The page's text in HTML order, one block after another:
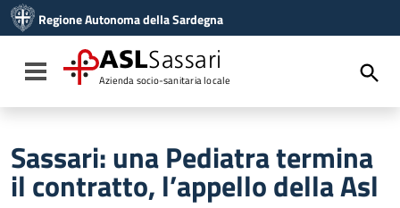
Vai al menu di navigazione
Vai al footer
Regione Autonoma della Sardegna
Toggle navigation
ASLSassari
Azienda socio-sanitaria locale
Sassari: una Pediatra termina
il contratto, l’appello della Asl